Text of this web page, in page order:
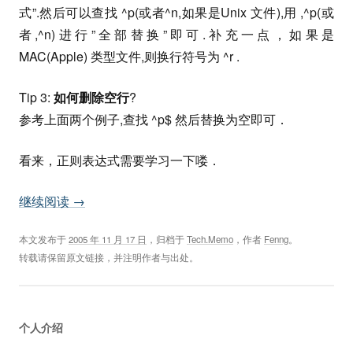
式”.然后可以查找 ^p(或者^n,如果是Unix 文件),用 ,^p(或
者,^n)进行”全部替换”即可.补充一点，如果是
MAC(Apple) 类型文件,则换行符号为 ^r .
Tip 3: 如何删除空行?
参考上面两个例子,查找 ^p$ 然后替换为空即可．
看来，正则表达式需要学习一下喽．
继续阅读 →
本文发布于2005 年 11 月 17 日 ，归档于Tech.Memo ，作者 Fenng。
转载请保留原文链接，并注明作者与出处。
个人介绍